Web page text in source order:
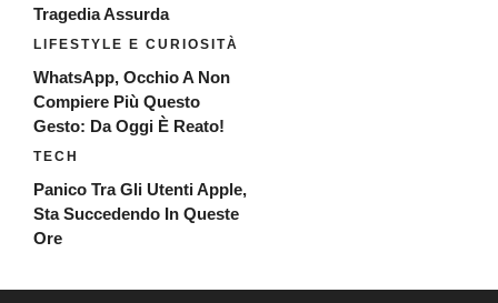
Tragedia Assurda
LIFESTYLE E CURIOSITÀ
WhatsApp, Occhio A Non
Compiere Più Questo
Gesto: Da Oggi È Reato!
TECH
Panico Tra Gli Utenti Apple,
Sta Succedendo In Queste
Ore